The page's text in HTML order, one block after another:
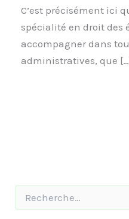
C’est précisément ici
spécialité en droit des
accompagner dans
administratives, que